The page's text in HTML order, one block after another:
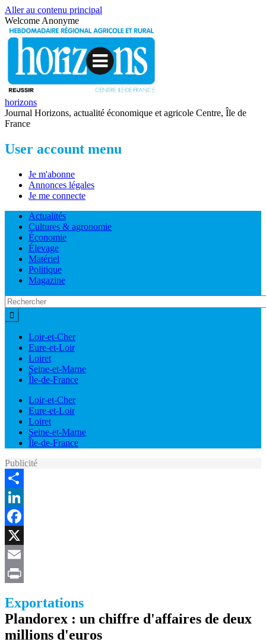
Aller au contenu principal
Welcome Anonyme
horizons
Journal Horizons, actualité économique et agricole Centre, Île de
France
User account menu
Je m'abonne
Annonces légales
Je me connecte
Actualités
Cultures & agronomie
Économie
Élevage
Matériel
Politique
Magazine
Loir-et-Cher
Eure-et-Loir
Loiret
Seine-et-Marne
Île-de-France
Loir-et-Cher
Eure-et-Loir
Loiret
Seine-et-Marne
Île-de-France
Publicité
Share
LinkedIn
Facebook
X
Email
Exportations
Plandorex : un chiffre d'affaires de deux
millions d'euros